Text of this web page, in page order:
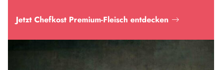
Jetzt Chefkost Premium-Fleisch entdecken